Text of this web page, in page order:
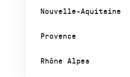
Nouvelle-Aquitaine
Provence
Rhône Alpes